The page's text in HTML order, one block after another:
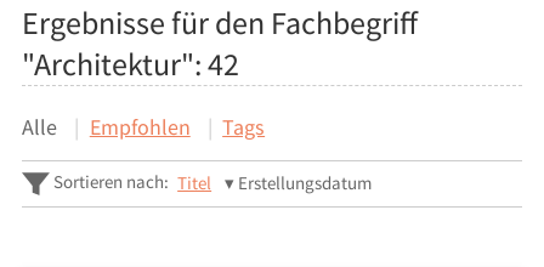
Ergebnisse für den Fachbegriff
"Architektur":42
Alle Empfohlen Tags
Sortieren nach: Titel Erstellungsdatum